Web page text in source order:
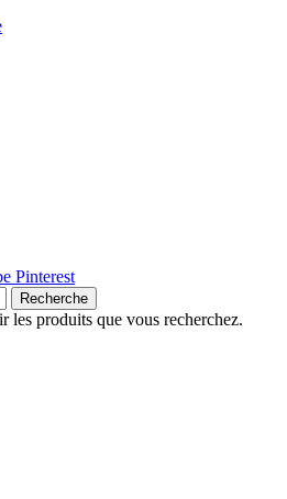
Pinterest
Recherche
les produits que vous recherchez.